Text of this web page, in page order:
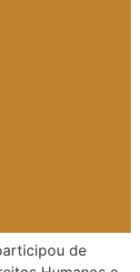
de